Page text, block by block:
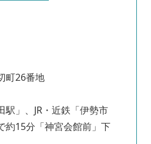
町26番地
駅」、JR・近鉄「伊勢市
約15分「神宮会館前」下